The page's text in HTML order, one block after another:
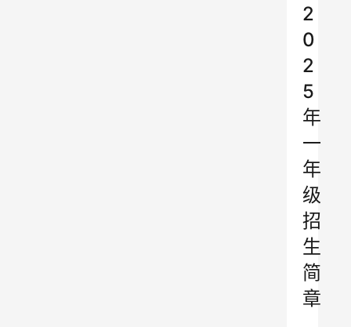
2
0
2
5
年
一
年
级
招
生
简
章